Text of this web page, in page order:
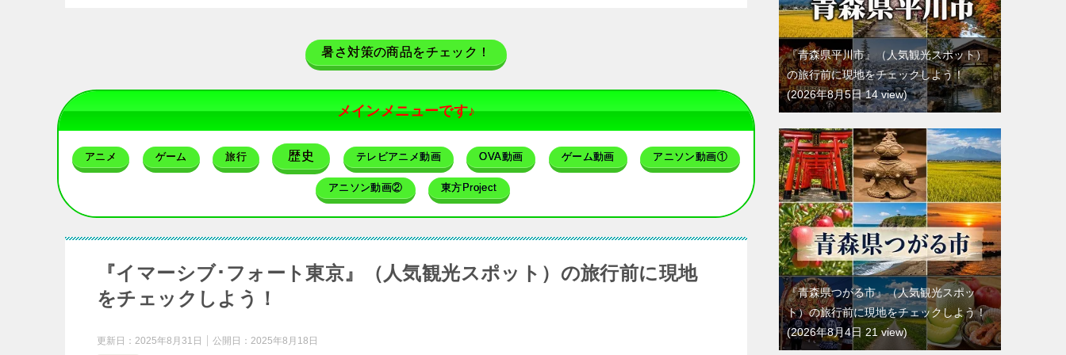
暑さ対策の商品をチェック！
メインメニューです♪
アニメ ゲーム 旅行 歴史 テレビアニメ動画 OVA動画 ゲーム動画 アニソン動画①
アニソン動画② 東方Project
『イマーシブ･フォート東京』（人気観光スポット）の旅行前に現地
をチェックしよう！
更新日： 2025年8月31日 公開日： 2025年8月18日
『青森県平川市』（人気観光スポット）
の旅行前に現地をチェックしよう！
2026年8月5日 14 view
『青森県つがる市』（人気観光スポッ
ト）の旅行前に現地をチェックしよう！
2026年8月4日 21 view